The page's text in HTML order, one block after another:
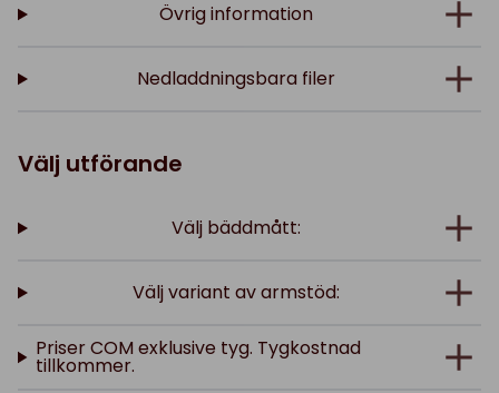
Övrig information
Nedladdningsbara filer
Välj utförande
Välj bäddmått:
Välj variant av armstöd:
Priser COM exklusive tyg. Tygkostnad
tillkommer.